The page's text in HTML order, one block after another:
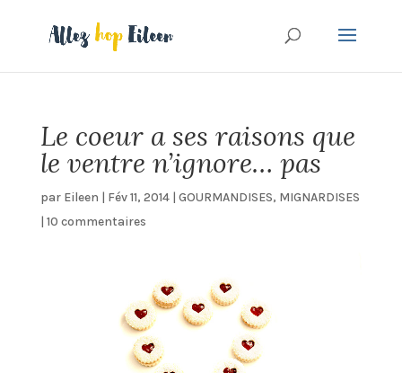
Le coeur a ses raisons que
le ventre n’ignore… pas
par Eileen | Fév 11, 2014| GOURMANDISES, MIGNARDISES
| 10 commentaires